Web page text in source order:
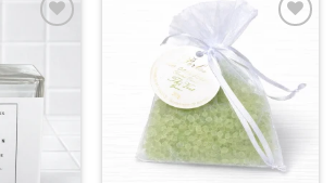
Ajouter
à la
Ajouter
à la
wishlist